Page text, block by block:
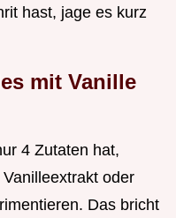
hast, jage es kurz
mit Vanille
4 Zutaten hat,
oder
Das bricht